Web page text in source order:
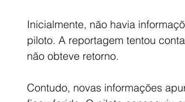
Inicialmente, não havia
piloto. A reportagem tentou
não obteve retorno.
Contudo, novas informações